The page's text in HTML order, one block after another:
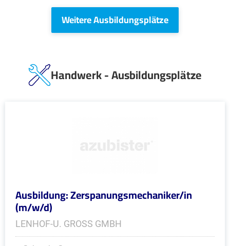
Weitere Ausbildungsplätze
Handwerk - Ausbildungsplätze
Ausbildung: Zerspanungsmechaniker/in
(m/w/d)
LENHOF-U. GROSS GMBH